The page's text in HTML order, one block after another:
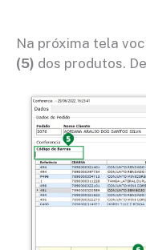
Na próxima tela
(5) dos produtos.